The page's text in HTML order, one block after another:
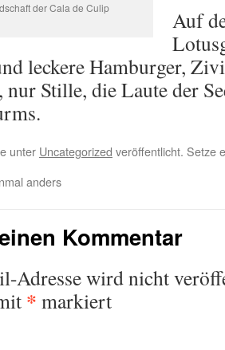
der Cala de Culip
Auf
leckere Hamburger,
nur Stille, die Laute der
unter Uncategorized veröffentlicht. Setze
anders
Kommentar
Adresse wird nicht
* markiert